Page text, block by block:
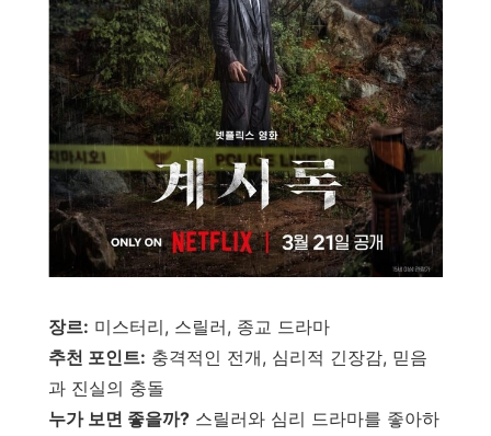
장르: 미스터리, 스릴러, 종교 드라마
추천 포인트: 충격적인 전개, 심리적 긴장감, 믿음
과 진실의 충돌
누가 보면 좋을까? 스릴러와 심리 드라마를 좋아하